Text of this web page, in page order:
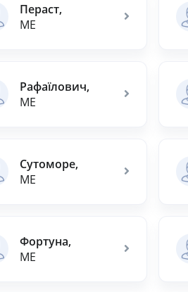
Пераст,
ME
Рафаїлович,
ME
Сутоморе,
ME
Фортуна,
ME